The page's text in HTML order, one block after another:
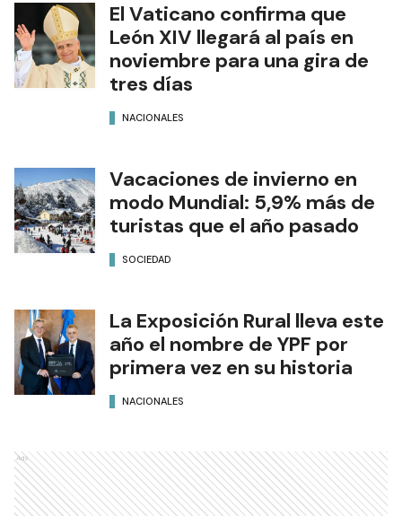
El Vaticano confirma que
León XIV llegará al país en
noviembre para una gira de
tres días
NACIONALES
Vacaciones de invierno en
modo Mundial: 5,9% más de
turistas que el año pasado
SOCIEDAD
La Exposición Rural lleva este
año el nombre de YPF por
primera vez en su historia
NACIONALES
Ads